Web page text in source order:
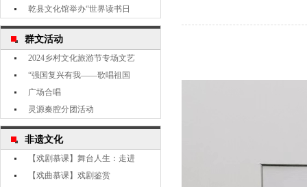
乾县文化馆举办“世界读书日
群文活动
2024乡村文化旅游节专场文艺
“强国复兴有我——歌唱祖国
广场合唱
灵源秦腔分团活动
非遗文化
【戏剧慕课】舞台人生：走进
【戏曲慕课】戏剧鉴赏